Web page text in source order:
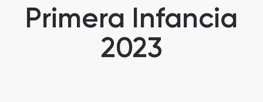
Primera Infancia
2023